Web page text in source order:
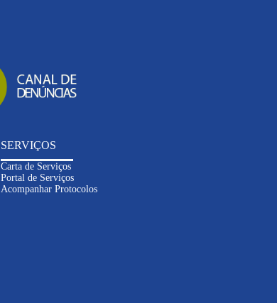
SERVIÇOS
Carta de Serviços
Portal de Serviços
Acompanhar Protocolos